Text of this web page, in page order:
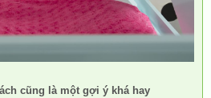
cũng là một gợi ý khá hay